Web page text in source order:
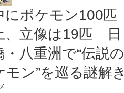
にポケモン100匹
、立像は19匹 日
・八重洲で“伝説の
モン”を巡る謎解き